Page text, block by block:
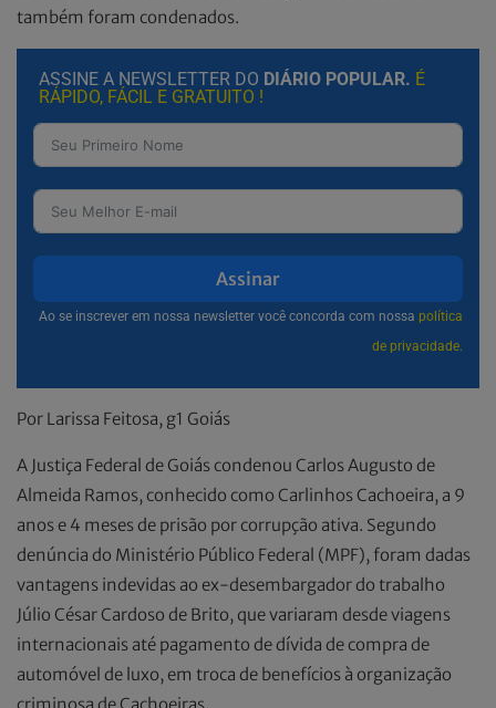
também foram condenados.
ASSINE A NEWSLETTER DO DIÁRIO POPULAR. É
RÁPIDO, FÁCIL E GRATUITO !
Assinar
Ao se inscrever em nossa newsletter você concorda com nossa política
de privacidade.
Por Larissa Feitosa, g1 Goiás
A Justiça Federal de Goiás condenou Carlos Augusto de
Almeida Ramos, conhecido como Carlinhos Cachoeira, a 9
anos e 4 meses de prisão por corrupção ativa. Segundo
denúncia do Ministério Público Federal (MPF), foram dadas
vantagens indevidas ao ex-desembargador do trabalho
Júlio César Cardoso de Brito, que variaram desde viagens
internacionais até pagamento de dívida de compra de
automóvel de luxo, em troca de benefícios à organização